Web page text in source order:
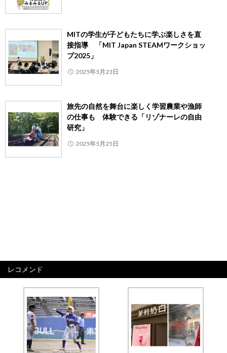
MITの学生が子どもたちに学ぶ楽しさを直
接指導 「MIT Japan STEAMワークショッ
プ2025」
2025年5月23日
旅先の自然を舞台に楽しく学習農業や漁師
の仕事も 体験できる「リゾナーレの自由
研究」
2025年5月25日
レコメンド